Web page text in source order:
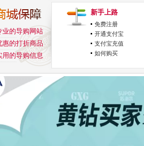
业的导购网站
惠的打折商品
的导购信息
新手上路
免费注册
开通支付宝
支付宝充值
如何购买